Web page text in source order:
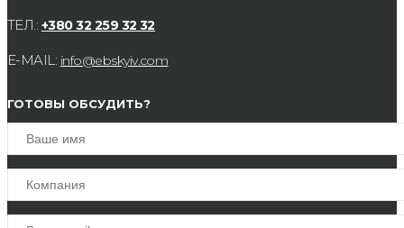
ТЕЛ.: +380 32 259 32 32
E-MAIL: info@ebskyiv.com
ГОТОВЫ ОБСУДИТЬ?